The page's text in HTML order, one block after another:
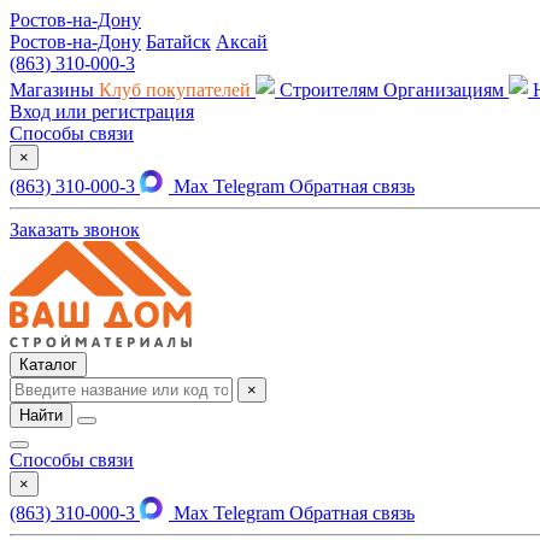
Ростов-на-Дону
Ростов-на-Дону Батайск Аксай
(863) 310-000-3
Магазины Клуб покупателей Строителям Организациям
Вход или регистрация
Способы связи
×
(863) 310-000-3 Max Telegram Обратная связь
Заказать звонок
Каталог
×
Найти
Способы связи
×
(863) 310-000-3 Max Telegram Обратная связь